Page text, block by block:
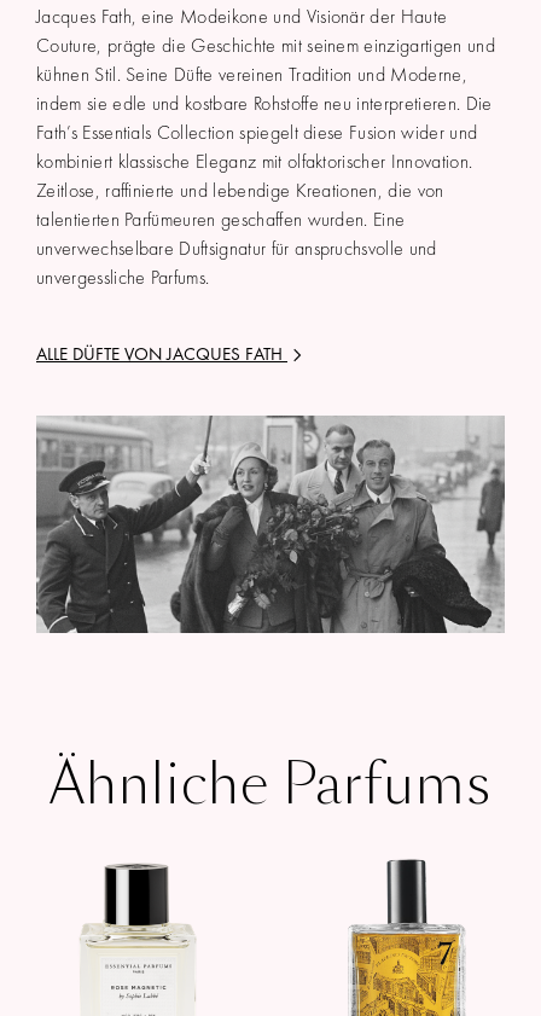
Jacques Fath, eine Modeikone und Visionär der Haute
Couture, prägte die Geschichte mit seinem einzigartigen und
kühnen Stil. Seine Düfte vereinen Tradition und Moderne,
indem sie edle und kostbare Rohstoffe neu interpretieren. Die
Fath’s Essentials Collection spiegelt diese Fusion wider und
kombiniert klassische Eleganz mit olfaktorischer Innovation.
Zeitlose, raffinierte und lebendige Kreationen, die von
talentierten Parfümeuren geschaffen wurden. Eine
unverwechselbare Duftsignatur für anspruchsvolle und
unvergessliche Parfums.
ALLE DÜFTE VONJACQUES FATH
Ähnliche Parfums